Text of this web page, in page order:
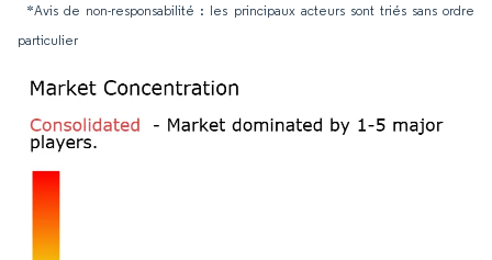
*Avis de non-responsabilité : les principaux acteurs sont triés sans ordre
particulier